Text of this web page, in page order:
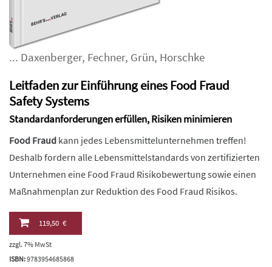
... Daxenberger, Fechner, Grün, Horschke
Leitfaden zur Einführung eines Food Fraud
Safety Systems
Standardanforderungen erfüllen, Risiken minimieren
Food Fraud kann jedes Lebensmittelunternehmen treffen!
Deshalb fordern alle Lebensmittelstandards von zertifizierten
Unternehmen eine Food Fraud Risikobewertung sowie einen
Maßnahmenplan zur Reduktion des Food Fraud Risikos.
119,50 €
zzgl. 7% MwSt
ISBN:9783954685868